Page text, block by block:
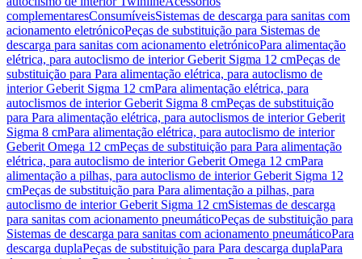
complementaresConsumíveisSistemas de descarga para sanitas com
acionamento eletrónicoPeças de substituição para Sistemas de
descarga para sanitas com acionamento eletrónicoPara alimentação
elétrica, para autoclismo de interior Geberit Sigma 12 cmPeças de
substituição para Para alimentação elétrica, para autoclismo de
interior Geberit Sigma 12 cmPara alimentação elétrica, para
autoclismos de interior Geberit Sigma 8 cmPeças de substituição
para Para alimentação elétrica, para autoclismos de interior Geberit
Sigma 8 cmPara alimentação elétrica, para autoclismo de interior
Geberit Omega 12 cmPeças de substituição para Para alimentação
elétrica, para autoclismo de interior Geberit Omega 12 cmPara
alimentação a pilhas, para autoclismo de interior Geberit Sigma 12
cmPeças de substituição para Para alimentação a pilhas, para
autoclismo de interior Geberit Sigma 12 cmSistemas de descarga
para sanitas com acionamento pneumáticoPeças de substituição para
Sistemas de descarga para sanitas com acionamento pneumáticoPara
descarga duplaPeças de substituição para Para descarga duplaPara